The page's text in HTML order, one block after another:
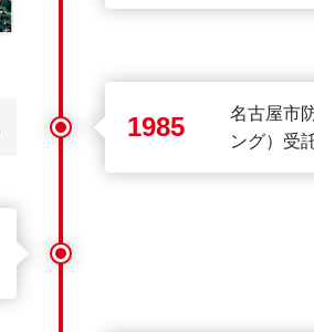
1985
名古屋市
ング）受